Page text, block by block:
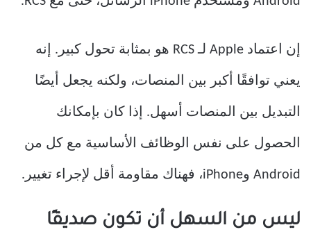
إن اعتماد Apple لـ RCS هو بمثابة تحول كبير. إنه
يعني توافقًا أكبر بين المنصات، ولكنه يجعل أيضًا
التبديل بين المنصات أسهل. إذا كان بإمكانك
الحصول على نفس الوظائف الأساسية مع كل من
Android وiPhone، فهناك مقاومة أقل لإجراء تغيير.
ليس من السهل أن تكون صديقًا